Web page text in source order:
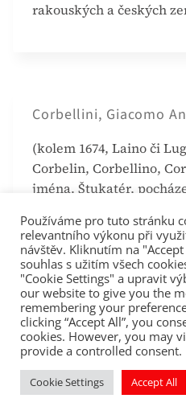
rakouských a českých
Corbellini, Giacomo
(kolem 1674, Laino či
Corbelin, Corbellino,
jména. Štukatér,
a kde také později
Lugana. Jeho činnost je
1698. Pracoval na
Courant, Jan
Používáme pro tuto stránku
relevantního výkonu při
návštěv. Kliknutím na
souhlas s užitím všech
"Cookie Settings" a upravit
our website to give you the
remembering your
clicking “Accept All”, you
cookies. However, you may
provide a controlled consent.
Cookie Settings Accept All